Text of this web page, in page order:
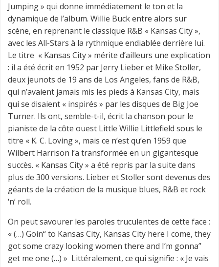
Jumping » qui donne immédiatement le ton et la
dynamique de l’album. Willie Buck entre alors sur
scène, en reprenant le classique R&B « Kansas City »,
avec les All-Stars à la rythmique endiablée derrière lui.
Le titre « Kansas City » mérite d’ailleurs une explication
: il a été écrit en 1952 par Jerry Lieber et Mike Stoller,
deux jeunots de 19 ans de Los Angeles, fans de R&B,
qui n’avaient jamais mis les pieds à Kansas City, mais
qui se disaient « inspirés » par les disques de Big Joe
Turner. Ils ont, semble-t-il, écrit la chanson pour le
pianiste de la côte ouest Little Willie Littlefield sous le
titre « K. C. Loving », mais ce n’est qu’en 1959 que
Wilbert Harrison l’a transformée en un gigantesque
succès. « Kansas City » a été repris par la suite dans
plus de 300 versions. Lieber et Stoller sont devenus des
géants de la création de la musique blues, R&B et rock
‘n’ roll.
On peut savourer les paroles truculentes de cette face :
« (…) Goin“ to Kansas City, Kansas City here I come, they
got some crazy looking women there and I’m gonna”
get me one (…) » Littéralement, ce qui signifie : « Je vais